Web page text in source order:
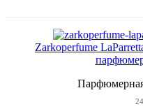
Zarkoperfume
Парфюмерная